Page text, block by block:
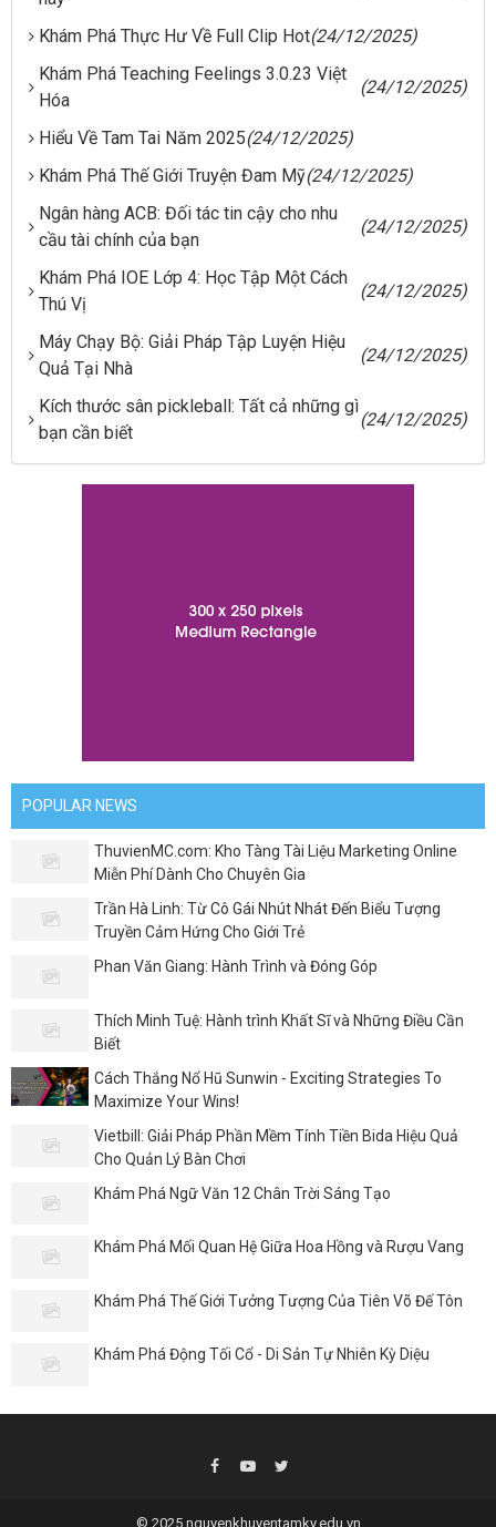
Khám Phá Thực Hư Về Full Clip Hot(24/12/2025)
Khám Phá Teaching Feelings 3.0.23 Việt
Hóa
(24/12/2025)
Hiểu Về Tam Tai Năm 2025(24/12/2025)
Khám Phá Thế Giới Truyện Đam Mỹ(24/12/2025)
Ngân hàng ACB: Đối tác tin cậy cho nhu
cầu tài chính của bạn
(24/12/2025)
Khám Phá IOE Lớp 4: Học Tập Một Cách
Thú Vị
(24/12/2025)
Máy Chạy Bộ: Giải Pháp Tập Luyện Hiệu
Quả Tại Nhà
(24/12/2025)
Kích thước sân pickleball: Tất cả những gì
bạn cần biết
(24/12/2025)
POPULAR NEWS
ThuvienMC.com: Kho Tàng Tài Liệu Marketing Online
Miễn Phí Dành Cho Chuyên Gia
Trần Hà Linh: Từ Cô Gái Nhút Nhát Đến Biểu Tượng
Truyền Cảm Hứng Cho Giới Trẻ
Phan Văn Giang: Hành Trình và Đóng Góp
Thích Minh Tuệ: Hành trình Khất Sĩ và Những Điều Cần
Biết
Cách Thắng Nổ Hũ Sunwin - Exciting Strategies To
Maximize Your Wins!
Vietbill: Giải Pháp Phần Mềm Tính Tiền Bida Hiệu Quả
Cho Quản Lý Bàn Chơi
Khám Phá Ngữ Văn 12 Chân Trời Sáng Tạo
Khám Phá Mối Quan Hệ Giữa Hoa Hồng và Rượu Vang
Khám Phá Thế Giới Tưởng Tượng Của Tiên Võ Đế Tôn
Khám Phá Động Tối Cổ - Di Sản Tự Nhiên Kỳ Diệu
© 2025 nguyenkhuyentamky.edu.vn